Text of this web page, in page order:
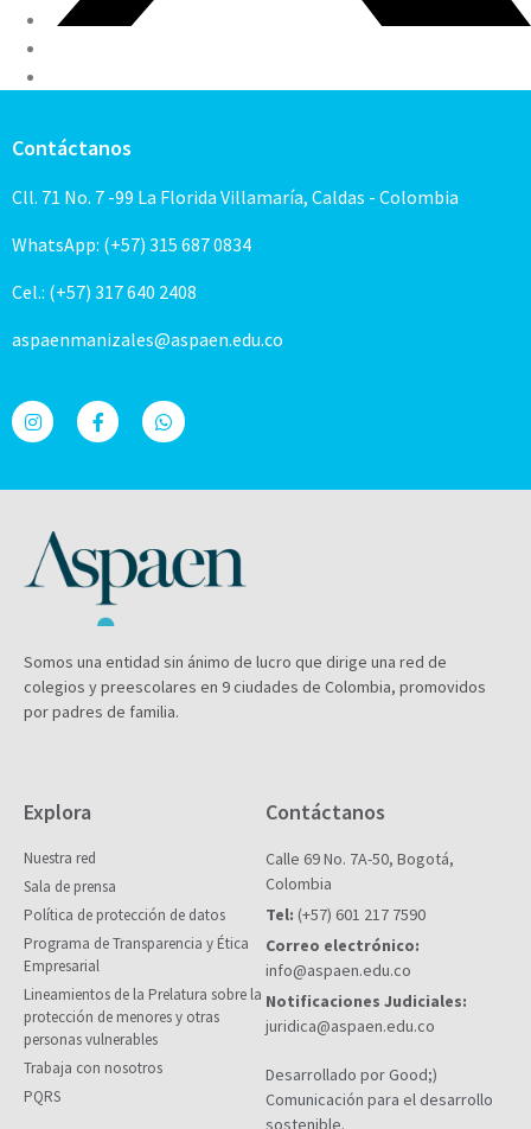
Contáctanos
Cll. 71 No. 7 -99 La Florida Villamaría, Caldas - Colombia
WhatsApp: (+57) 315 687 0834
Cel.: (+57) 317 640 2408
aspaenmanizales@aspaen.edu.co
Somos una entidad sin ánimo de lucro que dirige una red de
colegios y preescolares en 9 ciudades de Colombia, promovidos
por padres de familia.
Explora
Nuestra red
Sala de prensa
Política de protección de datos
Programa de Transparencia y Ética
Empresarial
Lineamientos de la Prelatura sobre la
protección de menores y otras
personas vulnerables
Trabaja con nosotros
PQRS
Contáctanos
Calle 69 No. 7A-50, Bogotá,
Colombia
Tel: (+57) 601 217 7590
Correo electrónico:
info@aspaen.edu.co
Notificaciones Judiciales:
juridica@aspaen.edu.co
Desarrollado por Good;)
Comunicación para el desarrollo
sostenible.